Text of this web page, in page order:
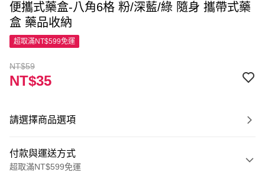
便攜式藥盒-八角6格 粉/深藍/綠 隨身 攜帶式藥
盒 藥品收納
超取滿NT$599免運
NT$59
NT$35
請選擇商品選項
付款與運送方式
超取滿NT$599免運